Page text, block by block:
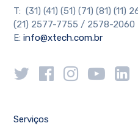
T: (31) (41) (51) (71) (81) (11)
(21) 2577-7755 / 2578-2060
E:info@xtech.com.br
Serviços